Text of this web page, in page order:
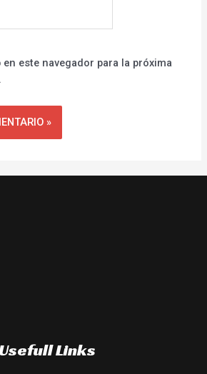
este navegador para la próxima
Usefull Links